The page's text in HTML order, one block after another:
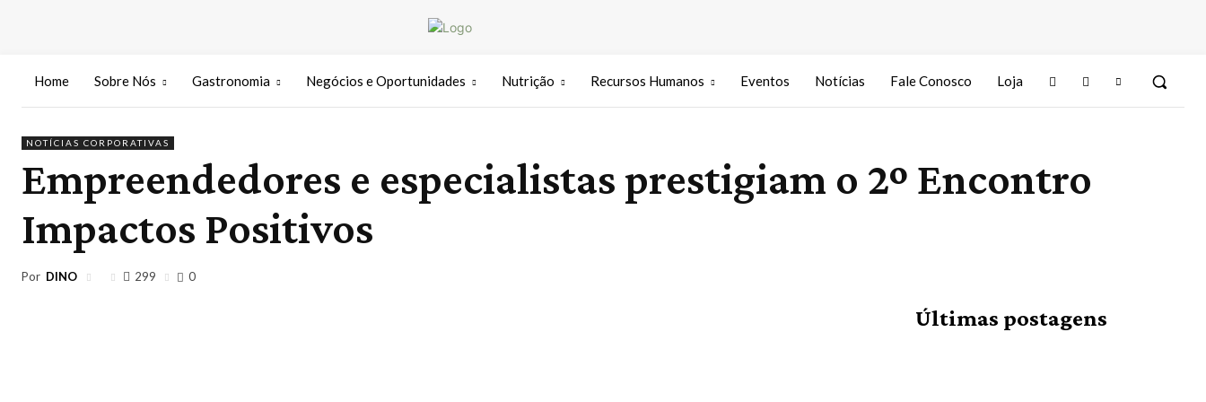
Home Sobre Nós Gastronomia Negócios e Oportunidades Nutrição Recursos Humanos Eventos Notícias Fale Conosco Loja
NOTÍCIAS CORPORATIVAS
Empreendedores e especialistas prestigiam o 2º Encontro
Impactos Positivos
Por DINO 299 0
Últimas postagens